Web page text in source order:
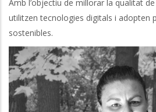
Amb l’objectiu de millorar la qualitat
utilitzen tecnologies digitals i adopten
sostenibles.